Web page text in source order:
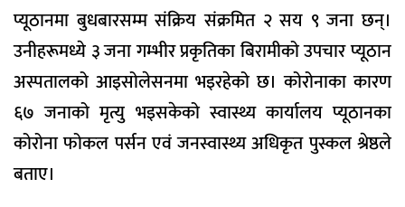
प्यूठानमा बुधबारसम्म संक्रिय संक्रमित २ सय ९ जना छन्।
उनीहरूमध्ये ३ जना गम्भीर प्रकृतिका बिरामीको उपचार प्यूठान
अस्पतालको आइसोलेसनमा भइरहेको छ। कोरोनाका कारण
६७ जनाको मृत्यु भइसकेको स्वास्थ्य कार्यालय प्यूठानका
कोरोना फोकल पर्सन एवं जनस्वास्थ्य अधिकृत पुस्कल श्रेष्ठले
बताए।